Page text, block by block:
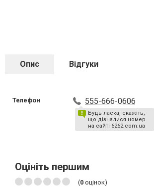
Опис Відгуки
Телефон 555-666-0606
Будь ласка, скажіть,
що дізналися номер
на сайті 6262.com.ua
Оцініть першим
(0 оцінок)